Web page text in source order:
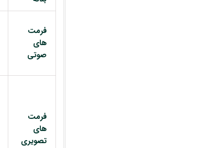
فرمت
های
صوتی
فرمت
های
تصویری